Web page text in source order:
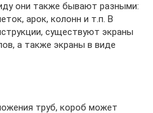
они также бывают разными:
арок, колонн и т.п. В
существуют экраны
а также экраны в виде
труб, короб может